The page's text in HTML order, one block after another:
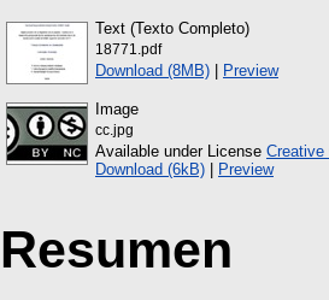
Text (Texto Completo)
18771.pdf
Download (8MB) | Preview
Image
cc.jpg
Available under License Creative
Download (6kB) | Preview
Resumen